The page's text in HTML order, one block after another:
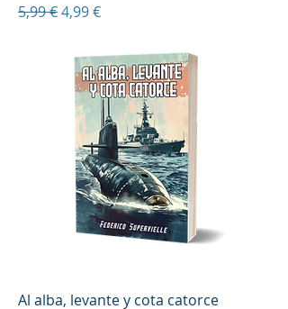
Precio
5,99 €Precio de oferta
4,99 €
Al alba, levante y cota catorce